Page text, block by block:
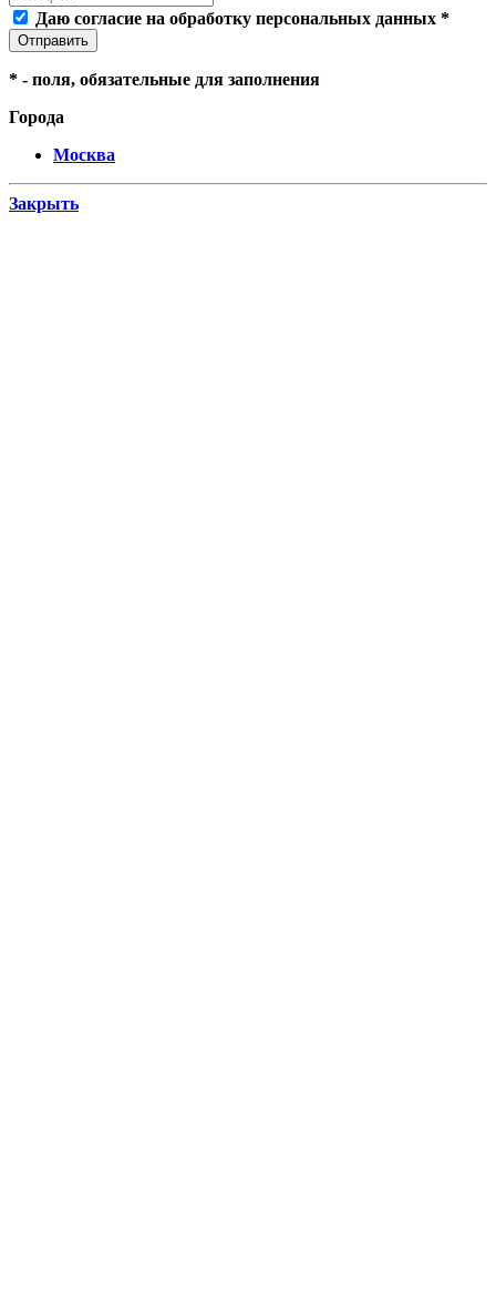
Даю согласие на обработку персональных данных *
* - поля, обязательные для заполнения
Города
Москва
Закрыть